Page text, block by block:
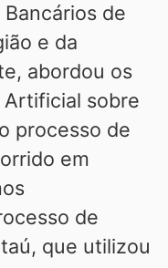
de
e da
abordou os
sobre
processo de
em
de
que utilizou